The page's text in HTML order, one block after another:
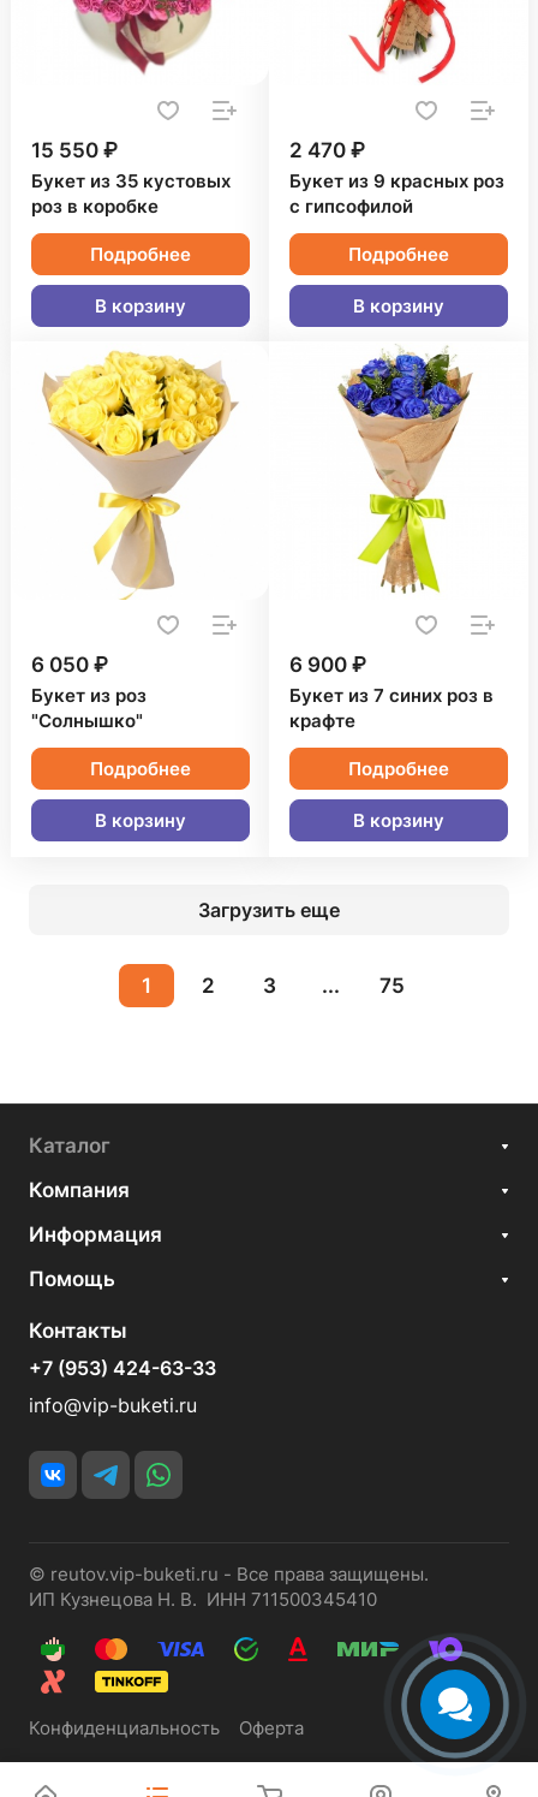
15 550 ₽
Букет из 35 кустовых
роз в коробке
Подробнее
В корзину
2 470 ₽
Букет из 9 красных роз
с гипсофилой
Подробнее
В корзину
6 050 ₽
Букет из роз
"Солнышко"
Подробнее
В корзину
6 900 ₽
Букет из 7 синих роз в
крафте
Подробнее
В корзину
Загрузить еще
1 2 3 ... 75
Каталог
Компания
Информация
Помощь
Контакты
+7 (953) 424-63-33
info@vip-buketi.ru
© reutov.vip-buketi.ru - Все права защищены.
ИП Кузнецова Н. В. ИНН 711500345410
Конфиденциальность Оферта